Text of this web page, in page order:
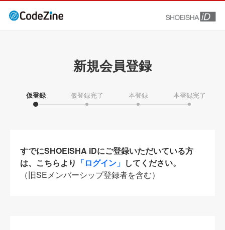
新規会員登録
仮登録 仮登録完了 本登録 本登録完了
すでにSHOEISHA iDにご登録いただいている方
は、こちらより 「ログイン」 してください。
（旧SEメンバーシップ登録者を含む）